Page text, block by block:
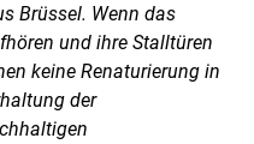
content
Brüssel. Wenn das
und ihre Stalltüren
keine Renaturierung in
der